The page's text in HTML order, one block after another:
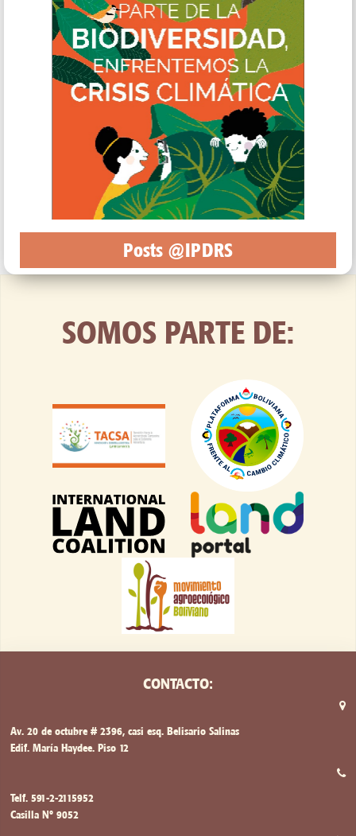
Posts @IPDRS
SOMOS PARTE DE:
CONTACTO:
Av. 20 de octubre # 2396, casi esq. Belisario Salinas
Edif. María Haydee. Piso 12
Telf. 591-2-2115952
Casilla Nº 9052